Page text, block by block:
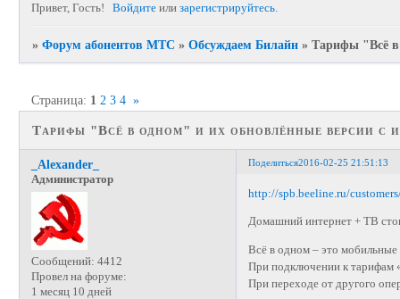
Привет, Гость! Войдите илизарегистрируйтесь.
»Форум абонентов МТС »Обсуждаем Билайн »Тарифы "Всё в
Тарифы "Всё в одном" и их обновлённые версии с
Страница: 1 2 3 4 »
Поделиться2016-02-25 21:51:13
_Alexander_
Администратор
Сообщений: 4412
Провел на форуме:
1 месяц 10 дней
http://spb.beeline.ru/
Домашний интернет + ТВ
Всё в одном – это
При подключении к тарифам
При переходе от другого